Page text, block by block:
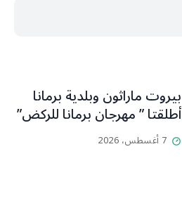
بيروت ماراثون وبلدية برمانا
أطلقتا ” مهرجان برمانا للركض”
7 أغسطس، 2026